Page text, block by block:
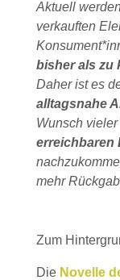
Aktuell
verkauften
bisher als zu
Daher ist es
alltagsnahe
Wunsch
erreichbaren
mehr
Zum
Die Novelle